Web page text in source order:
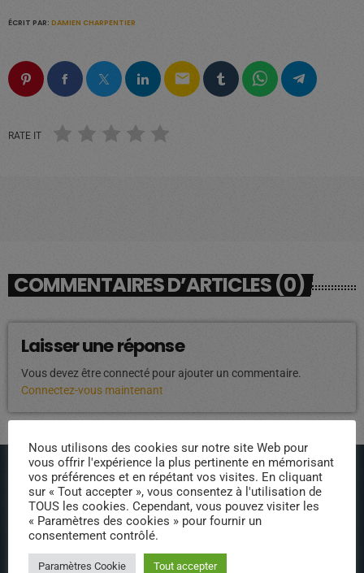
ÉCRIT PAR: DAMIEN CHARPENTIER
email
RATE IT
COMMENTAIRES D’ARTICLES (0)
Laisser une réponse
Vous devez être connecté pour ajouter un commentaire.
Connectez-vous maintenant
ÉPISODES DE PODCAST
Nous utilisons des cookies sur notre site Web pour
vous offrir l'expérience la plus pertinente en mémorisant
vos préférences et en répétant vos visites. En cliquant
sur « Tout accepter », vous consentez à l'utilisation de
TOUS les cookies. Cependant, vous pouvez visiter les
« Paramètres des cookies » pour fournir un
consentement contrôlé.
Paramètres Cookie Tout accepter